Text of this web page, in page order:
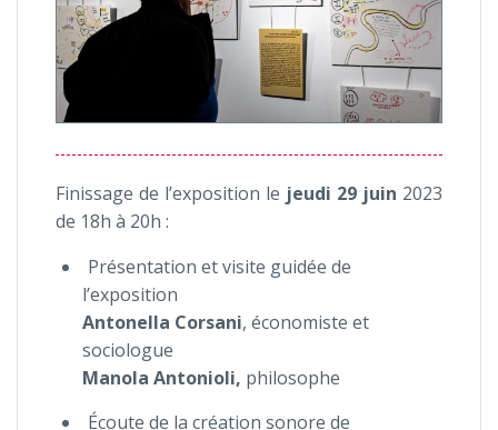
Finissage de l’exposition le jeudi 29 juin 2023
de 18h à 20h :
Présentation et visite guidée de
l’exposition
Antonella Corsani, économiste et
sociologue
Manola Antonioli, philosophe
Écoute de la création sonore de